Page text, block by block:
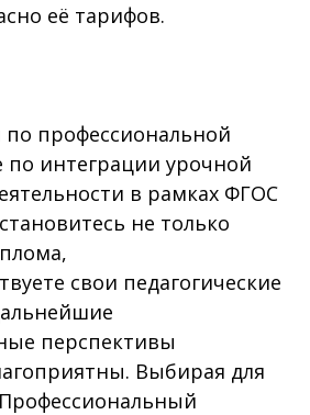
её тарифов.
по профессиональной
по интеграции урочной
в рамках ФГОС
не только
свои педагогические
перспективы
Выбирая для